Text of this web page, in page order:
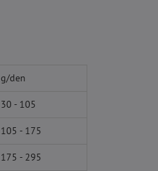
g/den
30 - 105
105 - 175
175 - 295